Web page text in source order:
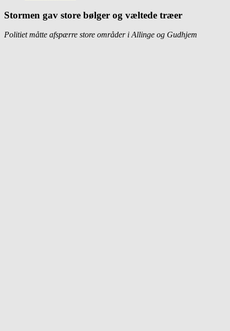
Stormen gav store bølger og væltede træer
Politiet måtte afspærre store områder i Allinge og Gudhjem